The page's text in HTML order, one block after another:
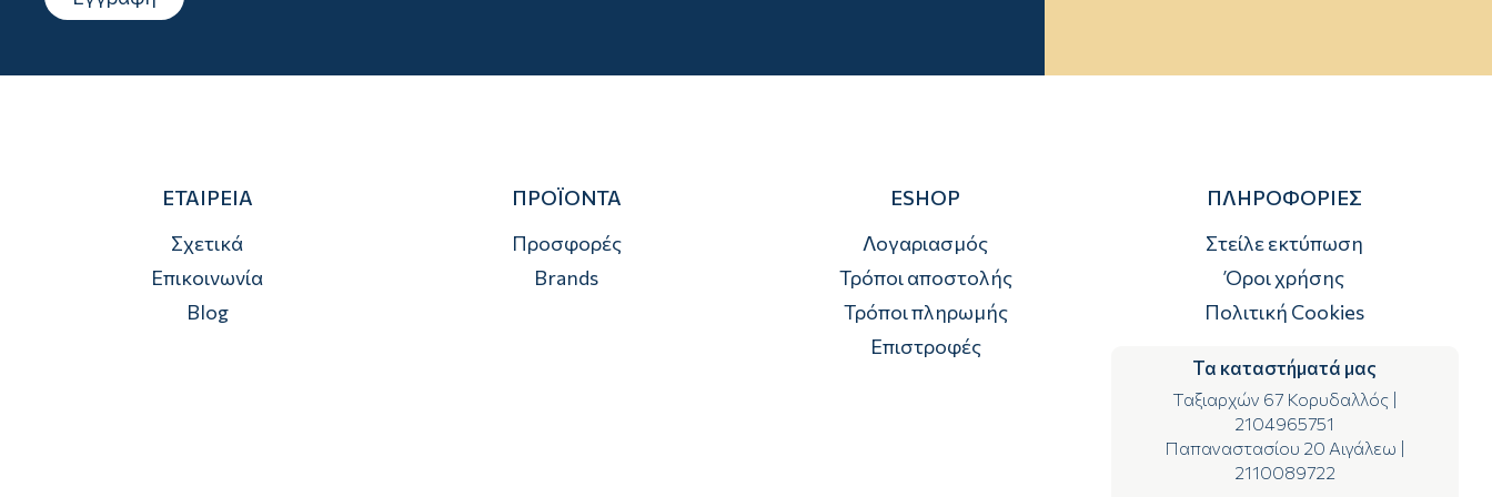
ΕΤΑΙΡΕΙΑ
Σχετικά
Επικοινωνία
Blog
ΠΡΟΪΟΝΤΑ
Προσφορές
Brands
ESHOP
Λογαριασμός
Τρόποι αποστολής
Τρόποι πληρωμής
Επιστροφές
ΠΛΗΡΟΦΟΡΙΕΣ
Στείλε εκτύπωση
Όροι χρήσης
Πολιτική Cookies
Τα καταστήματά μας
Ταξιαρχών 67 Κορυδαλλός|
2104965751
Παπαναστασίου 20 Αιγάλεω
2110089722